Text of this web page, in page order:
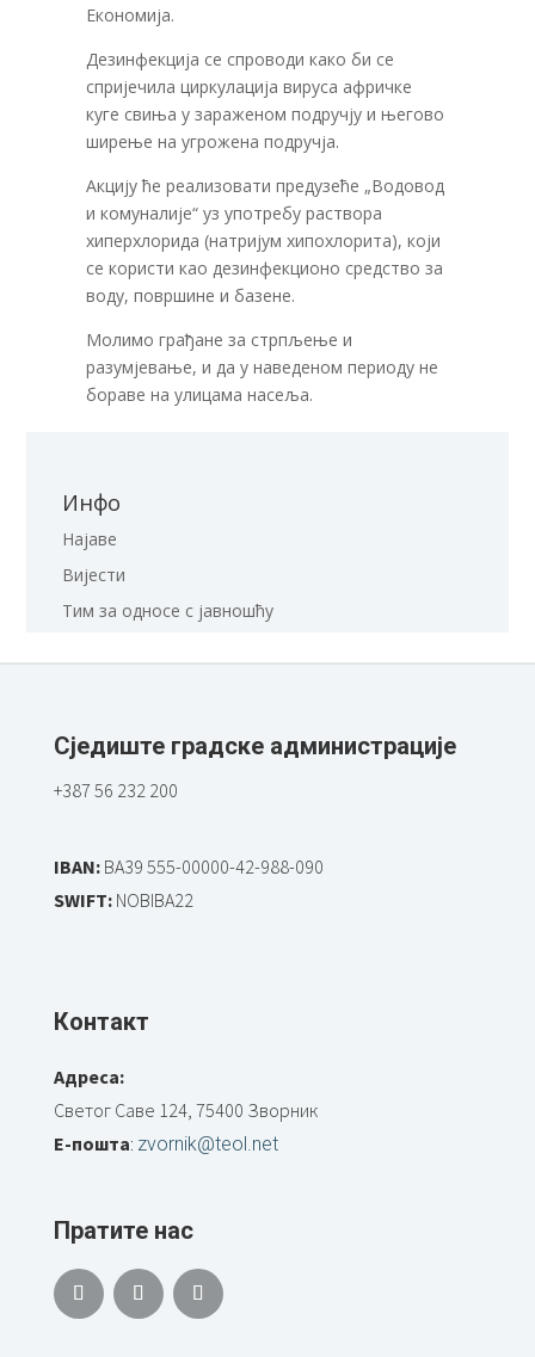
Економија.
Дезинфекција се спроводи како би се
спријечила циркулација вируса афричке
куге свиња у зараженом подручју и његово
ширење на угрожена подручја.
Акцију ће реализовати предузеће „Водовод
и комуналије“ уз употребу раствора
хиперхлорида (натријум хипохлорита), који
се користи као дезинфекционо средство за
воду, површине и базене.
Молимо грађане за стрпљење и
разумјевање, и да у наведеном периоду не
бораве на улицама насеља.
Инфо
Најаве
Вијести
Тим за односе с јавношћу
Сједиште градске администрације
+387 56 232 200
IBAN:BA39 555-00000-42-988-090
SWIFT:NOBIBA22
Контакт
Адреса:
Светог Саве 124, 75400 Зворник
Е-пошта: zvornik@teol.net
Пратите нас